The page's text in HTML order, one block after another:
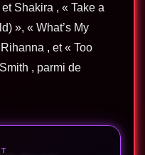
Shakira , « Take a
», « What’s My
, et « Too
, parmi de